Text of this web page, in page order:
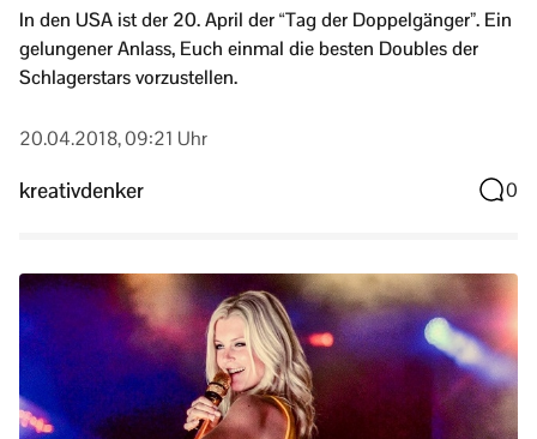
In den USA ist der 20. April der “Tag der Doppelgänger”. Ein
gelungener Anlass, Euch einmal die besten Doubles der
Schlagerstars vorzustellen.
20.04.2018, 09:21 Uhr
kreativdenker 0